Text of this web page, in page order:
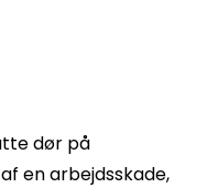
dør på
en arbejdsskade,